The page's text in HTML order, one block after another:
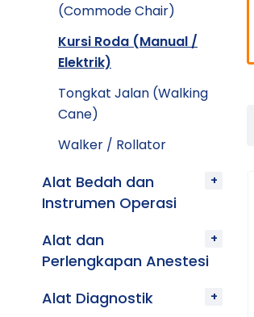
(Commode Chair)
Kursi Roda (Manual /
Elektrik)
Tongkat Jalan (Walking
Cane)
Walker / Rollator
Alat Bedah dan
Instrumen Operasi
Alat dan
Perlengkapan Anestesi
Alat Diagnostik
Rp13.800.000